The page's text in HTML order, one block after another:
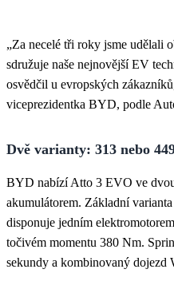
„Za necelé tři roky jsme udělali
sdružuje naše nejnovější EV
osvědčil u evropských
viceprezidentka BYD, podle
Dvě varianty: 313 nebo
BYD nabízí Atto 3 EVO ve
akumulátorem. Základní
disponuje jedním
točivém momentu 380 Nm.
sekundy a kombinovaný dojezd